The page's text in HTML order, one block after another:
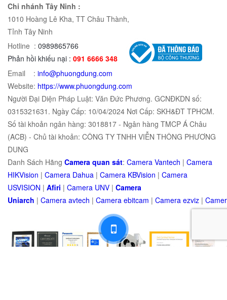
Chi nhánh Tây Ninh :
1010 Hoàng Lê Kha, TT Châu Thành,
Tỉnh Tây Ninh
Hotline : 0989865766
Phản hồi khiếu nại : 091 6666 348
Email : info@phuongdung.com
Website: https://www.phuongdung.com
Người Đại Diện Pháp Luật: Văn Đức Phương. GCNĐKDN số:
0315321631. Ngày Cấp: 10/04/2024 Nơi Cấp: SKH&ĐT TPHCM.
Số tài khoản ngân hàng: 3018817 - Ngân hàng TMCP Á Châu
(ACB) - Chủ tài khoản: CÔNG TY TNHH VIỄN THÔNG PHƯƠNG
DUNG
Danh Sách Hãng Camera quan sát: Camera Vantech | Camera
HIKVision | Camera Dahua | Camera KBVision | Camera
USVISION | Afiri | Camera UNV | Camera
Uniarch | Camera avtech | Camera ebitcam | Camera ezviz |